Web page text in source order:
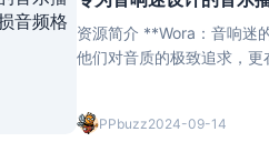
资源简介 **Wora：音响迷的音乐宝藏** Wora，一款专为音响迷量身
他们对音质的极致追求，
PPbuzz2024-09-14